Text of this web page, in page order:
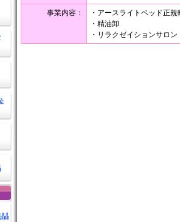
事業内容：
・アースライトベッド正
・精油卸
・リラクゼイションサロ